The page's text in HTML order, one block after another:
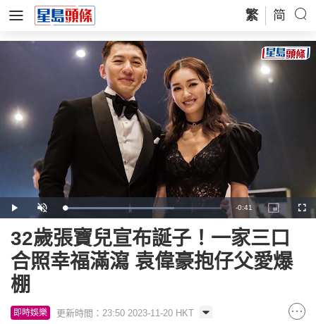
繁 简
Play Unmute Loaded:
70.22%
Remaining
Time
-0:41
Picture-
in-
32歲張寶兒宣布誕子！一家三口
合照幸福滿瀉 袁偉豪抱仔父愛爆
棚
即時娛樂 更新時間：23:50 2023-11-20 HKT